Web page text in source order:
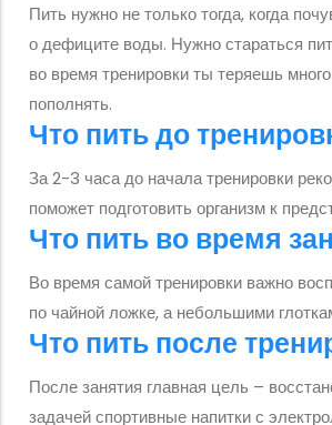
Пить нужно не только тогда, когда
о дефиците воды. Нужно стараться
во время тренировки ты теряешь
пополнять.
Что пить до
За 2-3 часа до начала тренировки
поможет подготовить организм к
Что пить во время
Во время самой тренировки важно
по чайной ложке, а небольшими
Что пить после
После занятия главная цель –
задачей спортивные напитки с